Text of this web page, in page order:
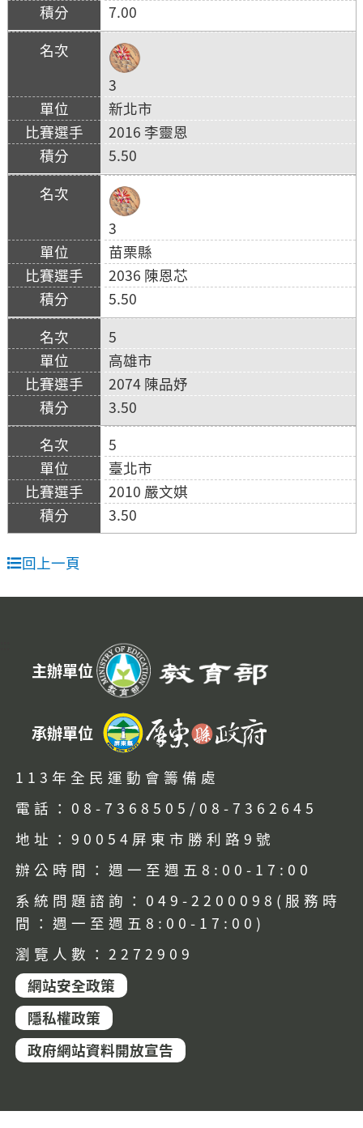
7.00
3
新北市
2016 李靈恩
5.50
3
苗栗縣
2036 陳恩芯
5.50
5
高雄市
2074 陳品妤
3.50
5
臺北市
2010 嚴文娸
3.50
回上一頁
主辦單位
承辦單位
113年全民運動會籌備處
電話：08-7368505/08-7362645
地址：90054屏東市勝利路9號
辦公時間：週一至週五8:00-17:00
系統問題諮詢：049-2200098(服務時
間：週一至週五8:00-17:00)
瀏覽人數：2272909